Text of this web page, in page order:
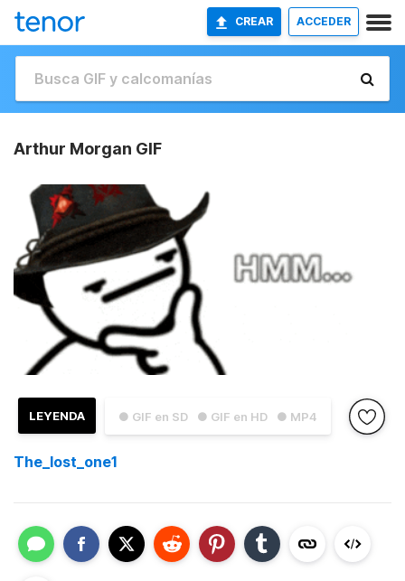
CREAR ACCEDER
Arthur Morgan GIF
● GIF en SD ● GIF en HD ● MP4
LEYENDA
The_lost_one1